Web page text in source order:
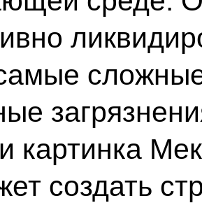
сложные
картинка
создать